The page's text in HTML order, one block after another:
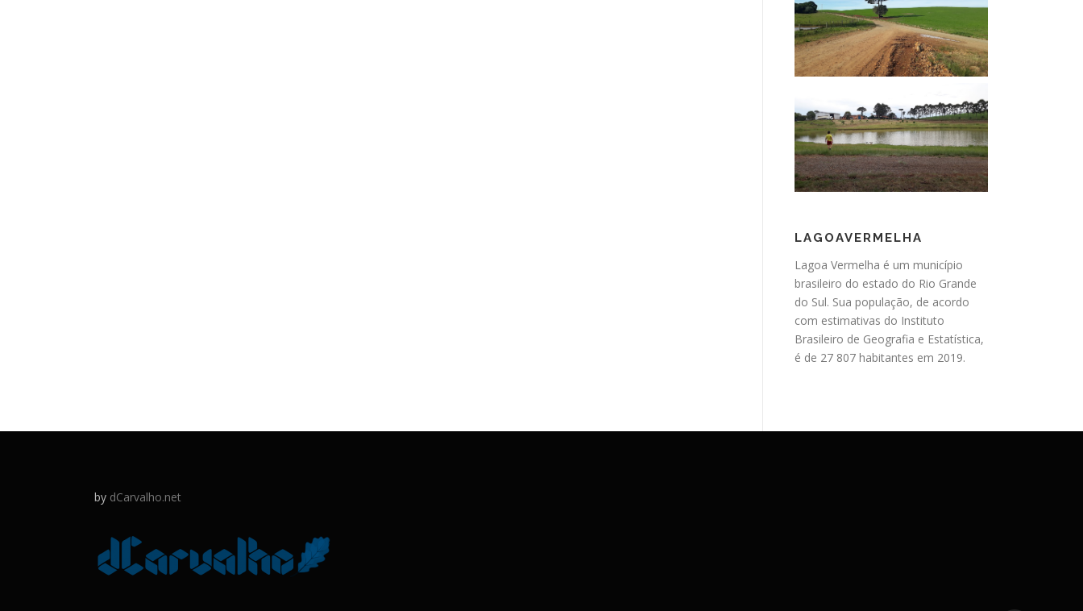
LAGOAVERMELHA
Lagoa Vermelha é um município
brasileiro do estado do Rio Grande
do Sul. Sua população, de acordo
com estimativas do Instituto
Brasileiro de Geografia e Estatística,
é de 27 807 habitantes em 2019.
by dCarvalho.net